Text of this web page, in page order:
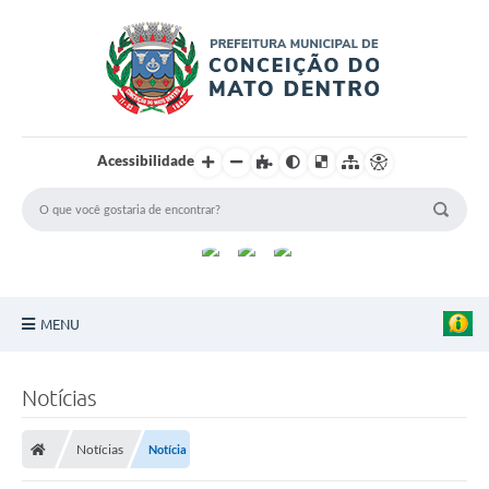
Acessibilidade
MENU
Turismo
Notícias
Notícias Notícia